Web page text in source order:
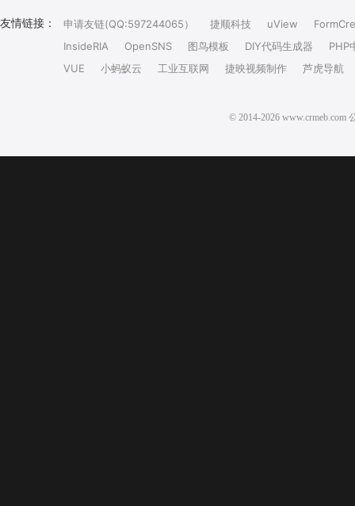
友情链接： 申请友链(QQ:597244065） 捷顺科技 uView
InsideRIA
OpenSNS 图鸟模板 DIY代码生成器
PHP
VUE
小蚂蚁云 工业互联网 捷映视频制作 芦虎导航
© 2014-2026